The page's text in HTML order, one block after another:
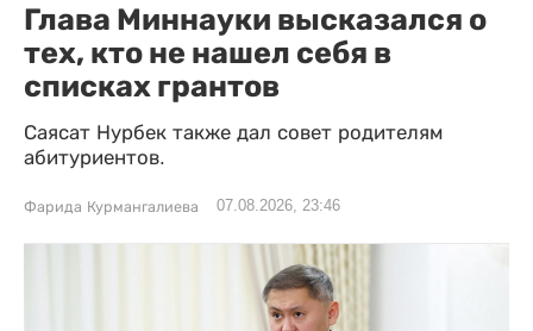
Глава Миннауки высказался о
тех, кто не нашел себя в
списках грантов
Саясат Нурбек также дал совет родителям
абитуриентов.
Фарида Курмангалиева 07.08.2026, 23:46